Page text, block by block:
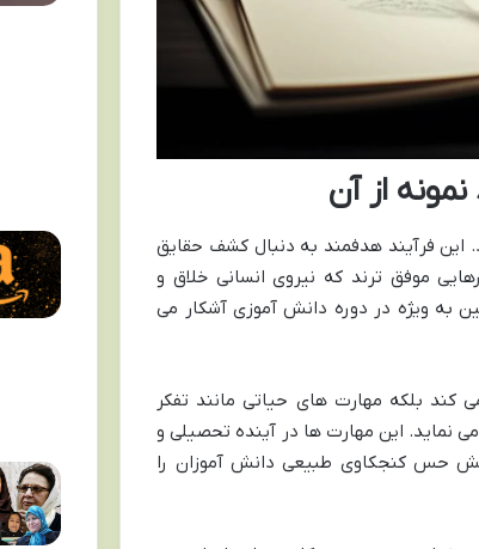
از آن
فرآیند هدفمند به دنبال کشف حقایق
موفق ترند که نیروی انسانی خلاق و
به ویژه در دوره دانش آموزی آشکار می
بلکه مهارت های حیاتی مانند تفکر
نماید. این مهارت ها در آینده تحصیلی و
حس کنجکاوی طبیعی دانش آموزان را